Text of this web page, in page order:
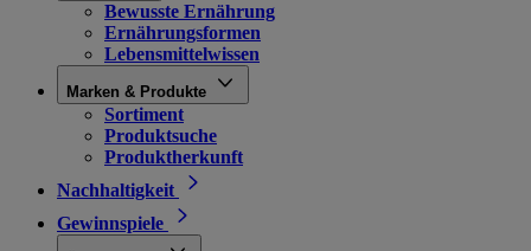
Bewusste Ernährung
Ernährungsformen
Lebensmittelwissen
Marken & Produkte
Sortiment
Produktsuche
Produktherkunft
Nachhaltigkeit
Gewinnspiele